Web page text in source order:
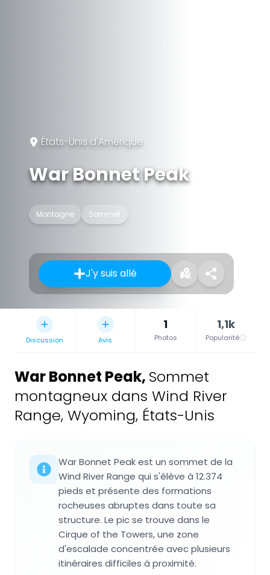
États-Unis d'Amérique
War Bonnet Peak
Montagne Sommet
J'y suis allé
Discussion Avis
1
Photos
1,1k
Popularité
War Bonnet Peak, Sommet
montagneux dans Wind River
Range, Wyoming, États-Unis
War Bonnet Peak est un sommet de la
Wind River Range qui s'élève à 12.374
pieds et présente des formations
rocheuses abruptes dans toute sa
structure. Le pic se trouve dans le
Cirque of the Towers, une zone
d'escalade concentrée avec plusieurs
itinéraires difficiles à proximité.